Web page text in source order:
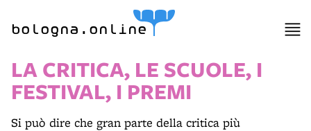
bologna.online
LA CRITICA, LE SCUOLE, I
FESTIVAL, I PREMI
Si può dire che gran parte della critica più